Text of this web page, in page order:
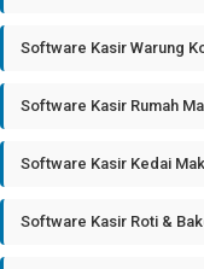
Software Kasir Warung
Software Kasir Rumah
Software Kasir Kedai
Software Kasir Roti &